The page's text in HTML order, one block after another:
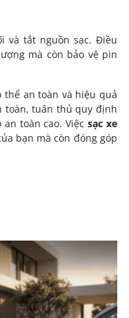
và tắt nguồn sạc. Điều
mà còn bảo vệ pin
thể an toàn và hiệu quả
toàn, tuân thủ quy định
an toàn cao. Việcsạc xe
bạn mà còn đóng góp